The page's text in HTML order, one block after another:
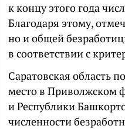
к концу этого года
Благодаря этому,
но и общей
в соответствии с
Саратовская область
место в Приволжском
и Республики
численности